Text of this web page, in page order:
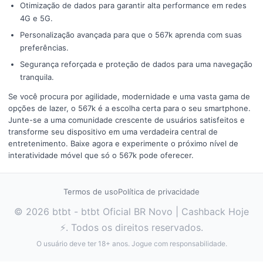
Otimização de dados para garantir alta performance em redes
4G e 5G.
Personalização avançada para que o 567k aprenda com suas
preferências.
Segurança reforçada e proteção de dados para uma navegação
tranquila.
Se você procura por agilidade, modernidade e uma vasta gama de
opções de lazer, o 567k é a escolha certa para o seu smartphone.
Junte-se a uma comunidade crescente de usuários satisfeitos e
transforme seu dispositivo em uma verdadeira central de
entretenimento. Baixe agora e experimente o próximo nível de
interatividade móvel que só o 567k pode oferecer.
Termos de usoPolítica de privacidade
© 2026 btbt - btbt Oficial BR Novo | Cashback Hoje
⚡. Todos os direitos reservados.
O usuário deve ter 18+ anos. Jogue com responsabilidade.